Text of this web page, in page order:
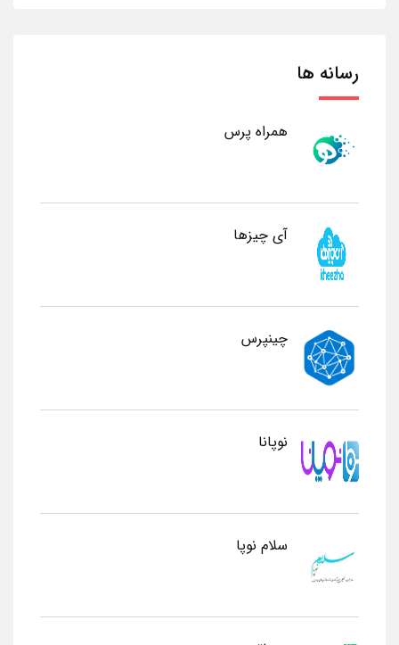
رسانه ها
همراه پرس
آی چیزها
چینپرس
نوپانا
سلام نوپا